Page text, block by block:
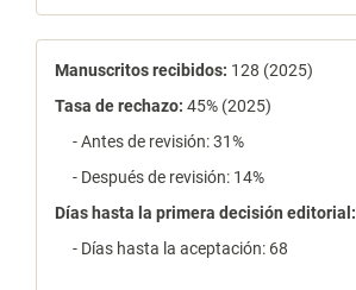
estadísticas
Manuscritos recibidos: 128 (2025)
Tasa de rechazo: 45% (2025)
- Antes de revisión: 31%
- Después de revisión: 14%
Días hasta la primera decisión editorial:
- Días hasta la aceptación: 68